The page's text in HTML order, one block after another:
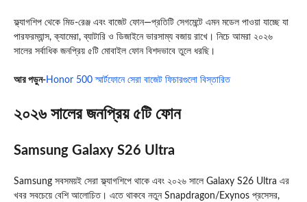
ফ্ল্যাগশিপ থেকে মিড‑রেঞ্জ এবং বাজেট ফোন—প্রতিটি সেগমেন্টে এমন মডেল পাওয়া যাচ্ছে যা
পারফরম্যান্স, ক্যামেরা, ব্যাটারি ও ডিজাইনে ভারসাম্য বজায় রাখে। নিচে আমরা ২০২৬
সালের সর্বাধিক জনপ্রিয় ৫টি মোবাইল ফোন বিশদভাবে তুলে ধরছি।
আর পড়ুন-Honor 500 স্মার্টফোনে সেরা বাজেট ফিচারগুলো বিস্তারিত
২০২৬ সালের জনপ্রিয় ৫টি ফোন
Samsung Galaxy S26 Ultra
Samsung সবসময়ই সেরা ফ্ল্যাগশিপে থাকে এবং ২০২৬ সালে Galaxy S26 Ultra এর
খবর সবচেয়ে বেশি আলোচিত। এতে থাকবে নতুন Snapdragon/Exynos প্রসেসর,